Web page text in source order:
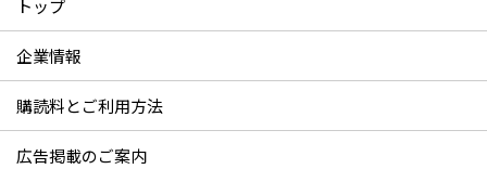
トップ
企業情報
購読料とご利用方法
広告掲載のご案内